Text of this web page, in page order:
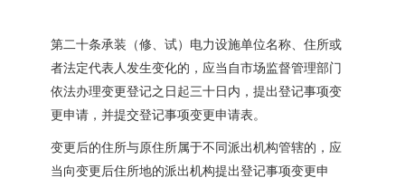
第二十条承装（修、试）电力设施单位名称、住所或
者法定代表人发生变化的，应当自市场监督管理部门
依法办理变更登记之日起三十日内，提出登记事项变
更申请，并提交登记事项变更申请表。
变更后的住所与原住所属于不同派出机构管辖的，应
当向变更后住所地的派出机构提出登记事项变更申